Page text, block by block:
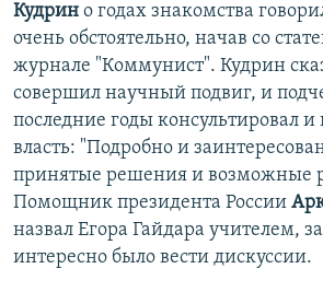
Кудрин о годах знакомства
очень обстоятельно, начав со
журнале "Коммунист". Кудрин
совершил научный подвиг, и
последние годы
власть: "Подробно и
принятые решения и возможные
Помощник президента России
назвал Егора Гайдара учителем,
интересно было вести дискуссии.